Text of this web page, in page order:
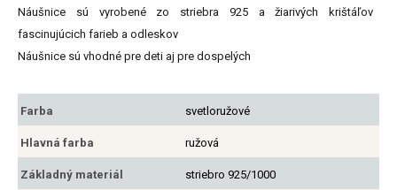
Náušnice sú vyrobené zo striebra 925 a žiarivých krištáľov
fascinujúcich farieb a odleskov
Náušnice sú vhodné pre deti aj pre dospelých
Farba svetloružové
Hlavná farba ružová
Základný materiál striebro 925/1000